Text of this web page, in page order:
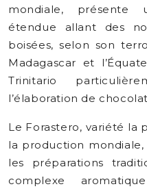
mondiale, présente
étendue allant des
boisées, selon son
Madagascar et
Trinitario
l’élaboration de
Le Forastero, variété la
la production
les préparations
complexe